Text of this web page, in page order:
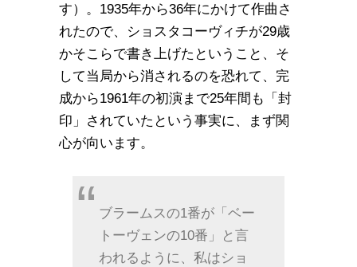
す）。1935年から36年にかけて作曲さ
れたので、ショスタコーヴィチが29歳
かそこらで書き上げたということ、そ
して当局から消されるのを恐れて、完
成から1961年の初演まで25年間も「封
印」されていたという事実に、まず関
心が向います。
ブラームスの1番が「ベー
トーヴェンの10番」と言
われるように、私はショ